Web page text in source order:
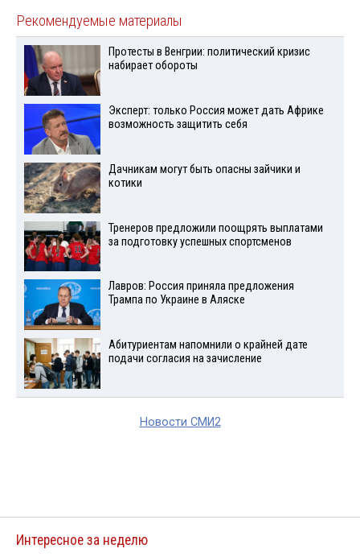
Рекомендуемые материалы
Протесты в Венгрии: политический кризис
набирает обороты
Эксперт: только Россия может дать Африке
возможность защитить себя
Дачникам могут быть опасны зайчики и
котики
Тренеров предложили поощрять выплатами
за подготовку успешных спортсменов
Лавров: Россия приняла предложения
Трампа по Украине в Аляске
Абитуриентам напомнили о крайней дате
подачи согласия на зачисление
Новости СМИ2
Интересное за неделю